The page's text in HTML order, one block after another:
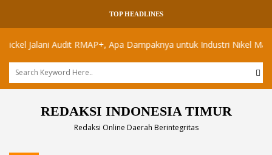
TOP HEADLINES
Audit RMAP+, Apa Dampaknya untuk Industri Nikel Maluku
REDAKSI INDONESIA TIMUR
Redaksi Online Daerah Berintegritas